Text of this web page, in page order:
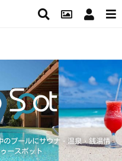
プールにサウナ・温泉・銭湯情
ースポット